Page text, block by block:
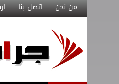
من نحن اتصل بنا